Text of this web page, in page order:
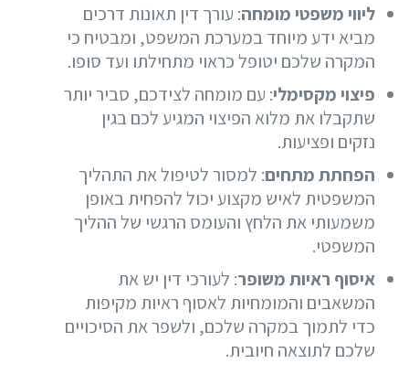
ליווי משפטי מומחה: עורך דין תאונות דרכים
מביא ידע מיוחד במערכת המשפט, ומבטיח כי
המקרה שלכם יטופל כראוי מתחילתו ועד סופו.
פיצוי מקסימלי: עם מומחה לצידכם, סביר יותר
שתקבלו את מלוא הפיצוי המגיע לכם בגין
נזקים ופציעות.
הפחתת מתחים: למסור לטיפול את התהליך
המשפטית לאיש מקצוע יכול להפחית באופן
משמעותי את הלחץ והעומס הרגשי של ההליך
המשפטי.
איסוף ראיות משופר: לעורכי דין יש את
המשאבים והמומחיות לאסוף ראיות מקיפות
כדי לתמוך במקרה שלכם, ולשפר את הסיכויים
שלכם לתוצאה חיובית.